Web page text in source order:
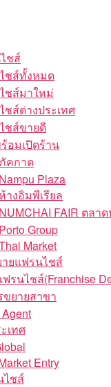
ชส์
ชส์ทั้งหมด
ชส์มาใหม่
ชส์ต่างประเทศ
ชส์ขายดี
อมเปิดร้าน
คกาด
Nampu Plaza
างอิมพีเรียล
NUMCHAI FAIR ตลา
Porto Group
Market
ยแฟรนไชส์
รนไชส์(Franchise
ขยายสาขา
เทศ
Entry
ไชส์